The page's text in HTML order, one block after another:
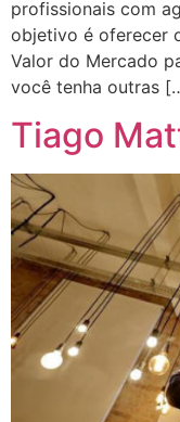
profissionais com
objetivo é oferecer
Valor do Mercado
você tenha outras
Tiago